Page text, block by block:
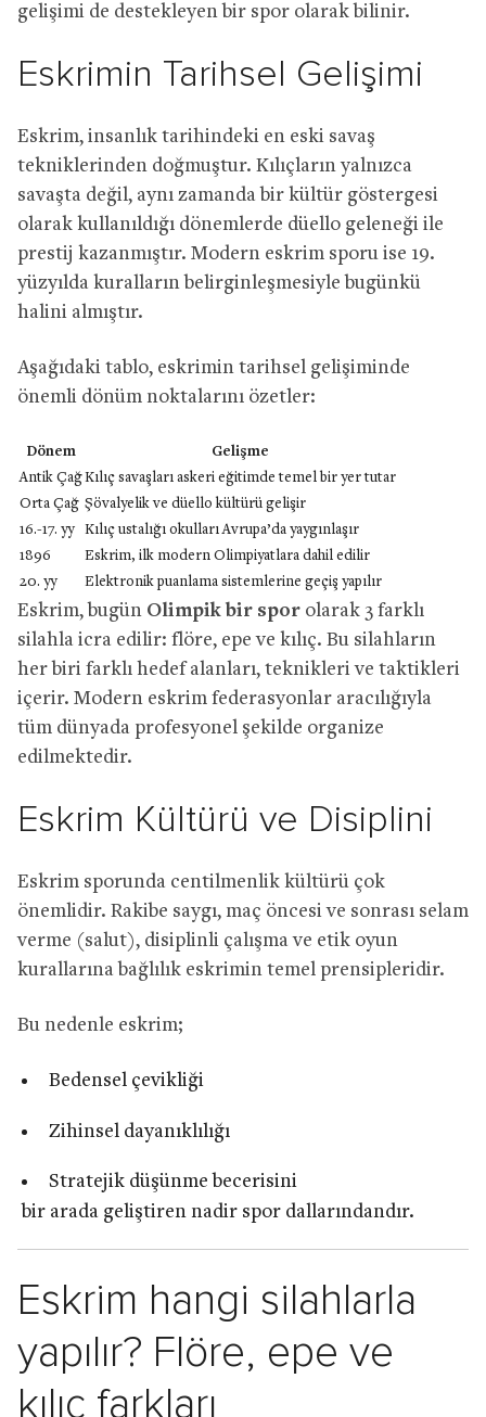
gelişimi de destekleyen bir spor olarak bilinir.
Eskrimin Tarihsel Gelişimi
Eskrim, insanlık tarihindeki en eski savaş
tekniklerinden doğmuştur. Kılıçların yalnızca
savaşta değil, aynı zamanda bir kültür göstergesi
olarak kullanıldığı dönemlerde düello geleneği ile
prestij kazanmıştır. Modern eskrim sporu ise 19.
yüzyılda kuralların belirginleşmesiyle bugünkü
halini almıştır.
Aşağıdaki tablo, eskrimin tarihsel gelişiminde
önemli dönüm noktalarını özetler:
Dönem
Gelişme
Antik ÇağKılıç savaşları askeri eğitimde temel bir yer tutar
Orta Çağ Şövalyelik ve düello kültürü gelişir
16.-17. yy
Kılıç ustalığı okulları Avrupa’da yaygınlaşır
1896
Eskrim, ilk modern Olimpiyatlara dahil edilir
20. yy
Elektronik puanlama sistemlerine geçiş yapılır
Eskrim, bugün Olimpik bir spor olarak 3 farklı
silahla icra edilir: flöre, epe ve kılıç. Bu silahların
her biri farklı hedef alanları, teknikleri ve taktikleri
içerir. Modern eskrim federasyonlar aracılığıyla
tüm dünyada profesyonel şekilde organize
edilmektedir.
Eskrim Kültürü ve Disiplini
Eskrim sporunda centilmenlik kültürü çok
önemlidir. Rakibe saygı, maç öncesi ve sonrası selam
verme (salut), disiplinli çalışma ve etik oyun
kurallarına bağlılık eskrimin temel prensipleridir.
Bu nedenle eskrim;
Bedensel çevikliği
Zihinsel dayanıklılığı
Stratejik düşünme becerisini
bir arada geliştiren nadir spor dallarındandır.
Eskrim hangi silahlarla
yapılır? Flöre, epe ve
kılıç farkları